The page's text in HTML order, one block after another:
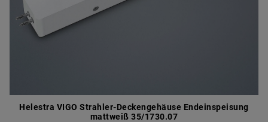
Helestra VIGO Strahler-Deckengehäuse Endeinspeisung
mattweiß 35/1730.07